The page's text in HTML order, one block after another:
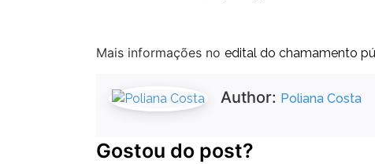
Mais informações no edital do chamamento
Author: Poliana Costa
Gostou do post?